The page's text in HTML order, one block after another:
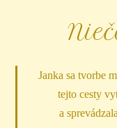
Janka sa tvorbe
tejto cesty
a